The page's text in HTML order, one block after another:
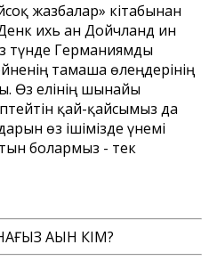
жазбалар» кітабынан
ихь ан Дойчланд ин
түнде Германиямды
тамаша өлеңдерінің
Өз елінің шынайы
қай-қайсымыз да
өз ішімізде үнемі
болармыз - тек
АҚЫН КІМ?